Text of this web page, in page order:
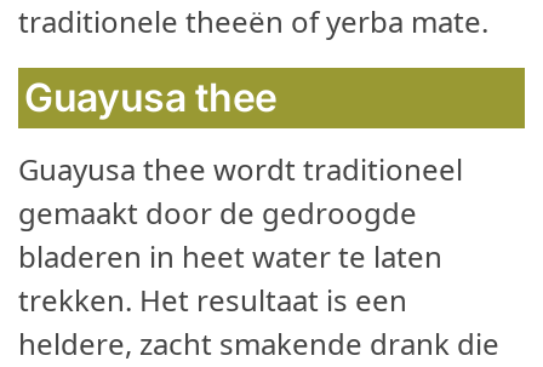
traditionele theeën of yerba mate.
Guayusa thee
Guayusa thee wordt traditioneel
gemaakt door de gedroogde
bladeren in heet water te laten
trekken. Het resultaat is een
heldere, zacht smakende drank die